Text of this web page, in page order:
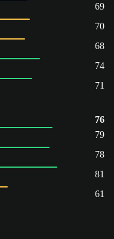
69
70
68
74
71
76
79
78
81
61